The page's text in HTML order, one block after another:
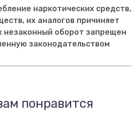
наркотических средств,
их аналогов причиняет
незаконный оборот запрещен
законодательством
понравится